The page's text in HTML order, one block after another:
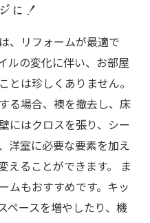
に！
、リフォームが最適で
ルの変化に伴い、お部屋
とは珍しくありません。
る場合、襖を撤去し、床
にはクロスを張り、シー
洋室に必要な要素を加え
えることができます。 ま
ムもおすすめです。キッ
ペースを増やしたり、機